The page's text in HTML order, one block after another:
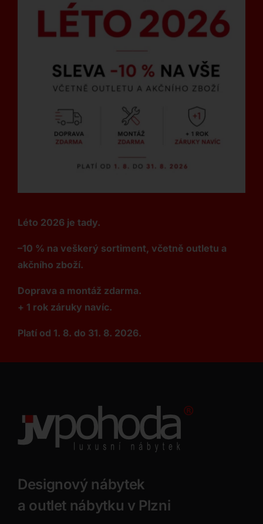
Léto 2026 je tady.
–10 % na veškerý sortiment, včetně outletu a
akčního zboží.
Doprava a montáž zdarma.
+ 1 rok záruky navíc.
Platí od 1. 8. do 31. 8. 2026.
Designový nábytek
a outlet nábytku v Plzni